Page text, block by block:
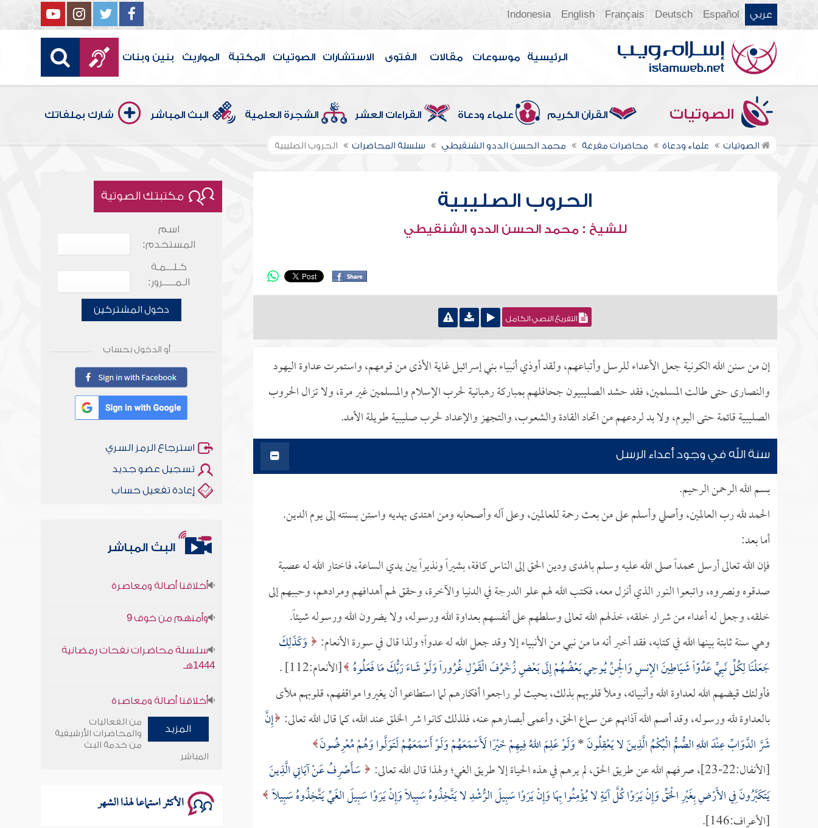
عربي Español
Deutsch
Français
English
Indonesia
الرئيسية موسوعات مقالات الفتوى الاستشارات الصوتيات المكتبة المواريث بنين وبنات
الصوتيات القرآن الكريم علماء ودعاة القراءات العشر الشجرة العلمية البث المباشر شارك بملفاتك
الصوتيات علماء ودعاة محاضرات مفرغة محمد الحسن الددو الشنقيطي سلسلة المحاضرات الحروب الصليبية
الحروب الصليبية
للشيخ : محمد الحسن الددو الشنقيطي
التفريغ النصي الكامل
إن من سنن الله الكونية جعل الأعداء للرسل وأتباعهم، ولقد أوذي أنبياء بني إسرائيل غاية الأذى من قومهم، واستمرت عداوة اليهود
والنصارى حتى طالت المسلمين، فقد حشد الصليبيون جحافلهم بمباركة رهبانية لحرب الإسلام والمسلمين غير مرة، ولا تزال الحروب
الصليبية قائمة حتى اليوم، ولا بد لردعهم من اتحاد القادة والشعوب، والتجهز والإعداد لحرب صليبية طويلة الأمد.
سنة الله في وجود أعداء الرسل
بسم الله الرحمن الرحيم.
الحمد لله رب العالمين، وأصلي وأسلم على من بعث رحمة للعالمين، وعلى آله وأصحابه ومن اهتدى بهديه واستن بسنته إلى يوم الدين.
أما بعد:
فإن الله تعالى أرسل محمداً صلى الله عليه وسلم بالهدى ودين الحق إلى الناس كافة، بشيراً ونذيراً بين يدي الساعة، فاختار الله له عصبة
صدقوه ونصروه، واتبعوا النور الذي أنزل معه، فكتب الله لهم علو الدرجة في الدنيا والآخرة، وحقق لهم أهدافهم ومرادهم، وحببهم إلى
خلقه، وجعل له أعداء من شرار خلقه، خذلهم الله تعالى وسلطهم على أنفسهم بعداوة الله ورسوله، ولا يضرون الله ورسوله شيئاً.
وهي سنة ثابتة بينها الله في كتابه، فقد أخبر أنه ما من نبي من الأنبياء إلا وقد جعل الله له عدواً؛ ولذا قال في سورة الأنعام:
وَكَذَلِكَ
جَعَلْنَا لِكُلِّ نَبِيٍّ عَدُوّاً شَيَاطِينَ الإِنسِ وَالْجِنِّ يُوحِي بَعْضُهُمْ إِلَى بَعْضٍ زُخْرُفَ الْقَوْلِ غُرُوراً وَلَوْ شَاءَ رَبُّكَ مَا فَعَلُوهُ [الأنعام:112] .
فأولئك قيضهم الله لعداوة الله وأنبيائه، وملأ قلوبهم بذلك، بحيث لو راجعوا أفكارهم لما استطاعوا أن يغيروا مواقفهم، قلوبهم ملأى
بالعداوة لله ورسوله، وقد أصم الله آذانهم عن سماع الحق، وأعمى أبصارهم عنه، فلذلك كانوا شر الخلق عند الله، كما قال الله تعالى: إِنَّ
شَرَّ الدَّوَابِّ عِنْدَ اللهِ الصُّمُّ الْبُكْمُ الَّذِينَ لا يَعْقِلُونَ*وَلَوْ عَلِمَ اللهُ فِيهِمْ خَيْرًا لَأَسْمَعَهُمْ وَلَوْ أَسْمَعَهُمْ لَتَوَلَّوا وَهُمْ مُعْرِضُونَ
[الأنفال:22-23]، صرفهم الله عن طريق الحق، لم يرهم في هذه الحياة إلا طريق الغي؛ ولهذا قال الله تعالى:
سَأَصْرِفُ عَنْ آيَاتِي الَّذِينَ
يَتَكَبَّرُونَ فِي الأَرْضِ بِغَيْرِ الْحَقِّ وَإِنْ يَرَوْا كُلَّ آيَةٍ لا يُؤْمِنُوا بِهَا وَإِنْ يَرَوْا سَبِيلَ الرُّشْدِ لا يَتَّخِذُوهُ سَبِيلاً وَإِنْ يَرَوْا سَبِيلَ الغَيِّ يَتَّخِذُوهُ سَبِيلاً
[الأعراف:146].
مكتبتك الصوتية
اسم
المستخدم:
كـلـــمـة
الـمـــــرور:
دخول المشتركين
أو الدخول بحساب
استرجاع الرمز السري
تسجيل عضو جديد
إعادة تفعيل حساب
البث المباشر
1444هـ
سلسلة محاضرات نفحات رمضانية
1444هـ
المزيد
من الفعاليات
والمحاضرات الأرشيفية
من خدمة البث
المباشر
الأكثر استماعا لهذا الشهر